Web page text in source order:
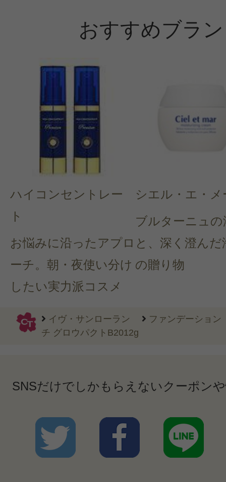
おすすめブラ
ハイコンセントレー
ト
お悩みに沿ったアプロ
ーチ。朝・夜使い分け
したい実力派コスメ
シエル・エ・メ
ブルターニュの
と、深く澄んだ
の贈り物
イヴ・サンローラン
ファンデーション
チ グロウパクトB2012g
SNSだけでしかもらえないクーポン